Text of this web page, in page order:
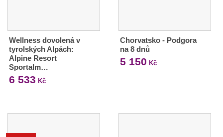
Wellness dovolená v
tyrolských Alpách:
Alpine Resort
Sportalm…
6 533 Kč
Chorvatsko - Podgora
na 8 dnů
5 150 Kč